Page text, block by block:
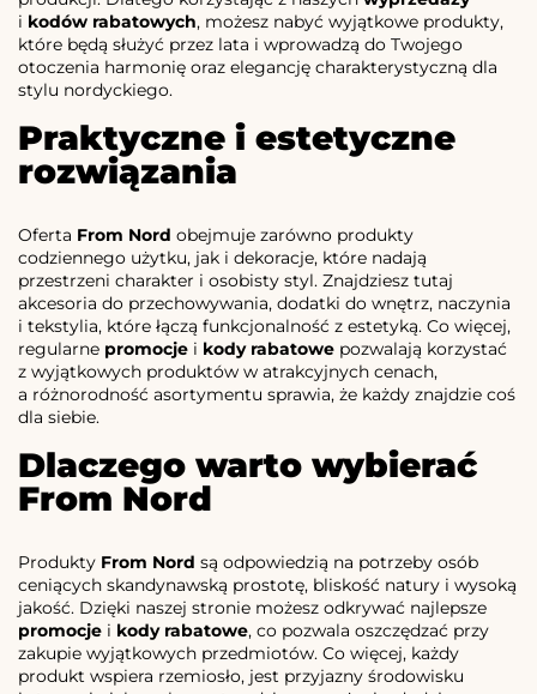
i kodów rabatowych, możesz nabyć wyjątkowe produkty,
które będą służyć przez lata i wprowadzą do Twojego
otoczenia harmonię oraz elegancję charakterystyczną dla
stylu nordyckiego.
Praktyczne i estetyczne
rozwiązania
Oferta From Nord obejmuje zarówno produkty
codziennego użytku, jak i dekoracje, które nadają
przestrzeni charakter i osobisty styl. Znajdziesz tutaj
akcesoria do przechowywania, dodatki do wnętrz, naczynia
i tekstylia, które łączą funkcjonalność z estetyką. Co więcej,
regularne promocje i kody rabatowe pozwalają korzystać
z wyjątkowych produktów w atrakcyjnych cenach,
a różnorodność asortymentu sprawia, że każdy znajdzie coś
dla siebie.
Dlaczego warto wybierać
From Nord
Produkty From Nord są odpowiedzią na potrzeby osób
ceniących skandynawską prostotę, bliskość natury i wysoką
jakość. Dzięki naszej stronie możesz odkrywać najlepsze
promocje i kody rabatowe, co pozwala oszczędzać przy
zakupie wyjątkowych przedmiotów. Co więcej, każdy
produkt wspiera rzemiosło, jest przyjazny środowisku